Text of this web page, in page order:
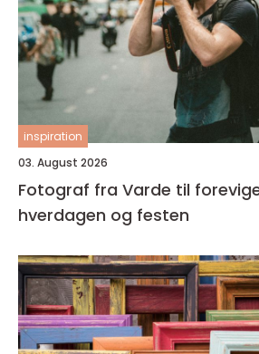
inspiration
03. August 2026
Fotograf fra Varde til
hverdagen og festen